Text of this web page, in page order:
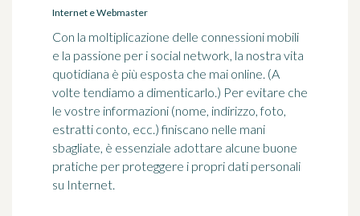
Internet e Webmaster
Con la moltiplicazione delle connessioni mobili
e la passione per i social network, la nostra vita
quotidiana è più esposta che mai online. (A
volte tendiamo a dimenticarlo.) Per evitare che
le vostre informazioni (nome, indirizzo, foto,
estratti conto, ecc.) finiscano nelle mani
sbagliate, è essenziale adottare alcune buone
pratiche per proteggere i propri dati personali
su Internet.